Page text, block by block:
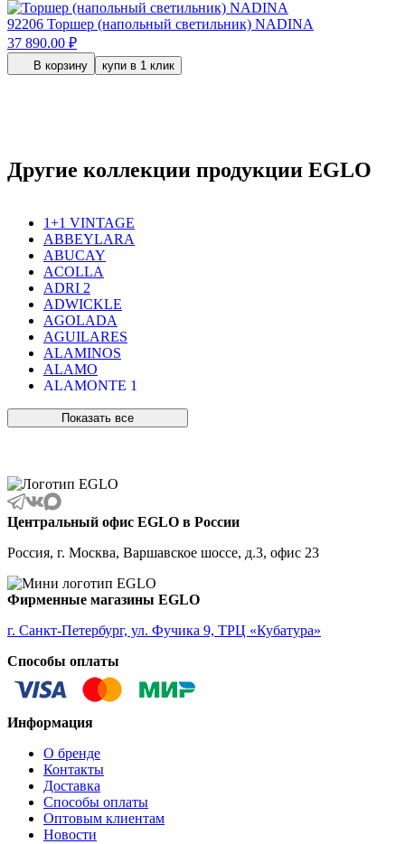
92206 Торшер (напольный светильник) NADINA
37 890.00 ₽
В корзину купи в 1 клик
Другие коллекции продукции EGLO
1+1 VINTAGE
ABBEYLARA
ABUCAY
ACOLLA
ADRI 2
ADWICKLE
AGOLADA
AGUILARES
ALAMINOS
ALAMO
ALAMONTE 1
ALBARACCIN
ALCUDIA
ALDERNEY
ALMANZORA
ALMEIDA
ALMEIDA 2
ALMONTE
ALMUDAINA
ALOBRASE
ALSAGER
ALVEZ
AMADORA
AMAKUSA
AMBATOBE
AMBONDRONA
AMBORIALA
AMEZAGA
AMOATSY
AMPITABE
AMSFIELD 1
Показать все
Центральный офис EGLO в России
Россия, г. Москва, Варшавское шоссе, д.3, офис 23
Фирменные магазины EGLO
г. Санкт-Петербург, ул. Фучика 9, ТРЦ «Кубатура»
Способы оплаты
Информация
О бренде
Контакты
Доставка
Способы оплаты
Оптовым клиентам
Новости